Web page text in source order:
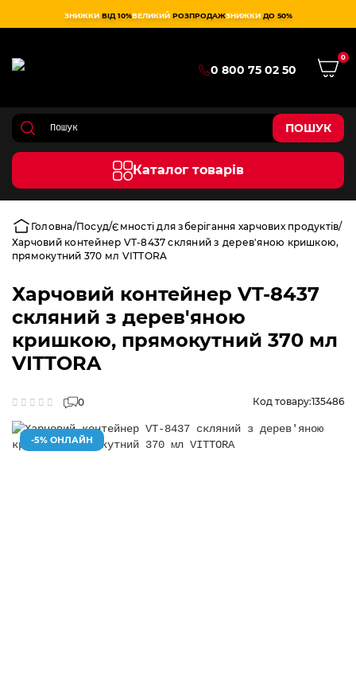
ЗНИЖКИ ВІД 10%ВЕЛИКИЙ РОЗПРОДАЖЗНИЖКИ ДО 50%
0 800 75 02 50
0
ПОШУК
Каталог товарів
Головна Посуд Ємності для зберігання харчових продуктів
Харчовий контейнер VT-8437 скляний з дерев'яною кришкою,
прямокутний 370 мл VITTORA
Харчовий контейнер VT-8437
скляний з дерев'яною
кришкою, прямокутний 370 мл
VITTORA
0 Код товару:135486
-5% ОНЛАЙН